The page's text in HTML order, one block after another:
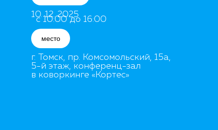
г. Томск, пр. Комсомольский, 15а,
5-й этаж, конференц-зал
в коворкинге «Кортес»
место
с 10:00 до 16:00
10. 12. 2025